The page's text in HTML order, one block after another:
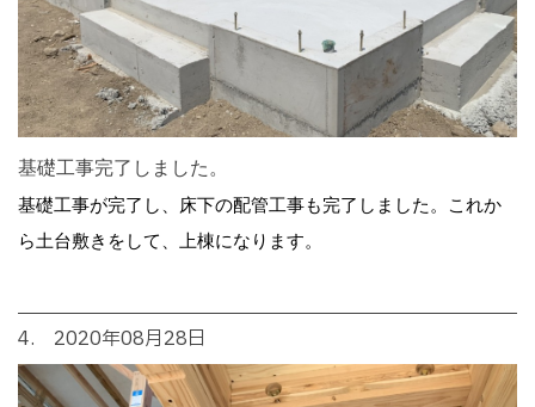
基礎工事完了しました。
基礎工事が完了し、床下の配管工事も完了しました。これか
ら土台敷きをして、上棟になります。
4. 2020年08月28日